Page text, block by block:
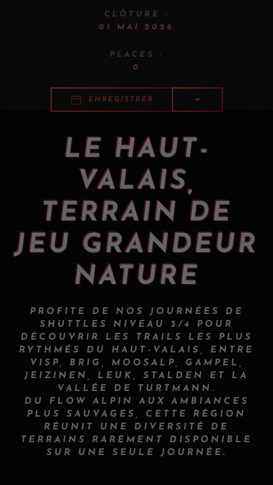
CLÔTURE :
01 MAI 2026
PLACES :
0
ENREGISTRER
LE HAUT-
VALAIS,
TERRAIN DE
JEU GRANDEUR
NATURE
PROFITE DE NOS JOURNÉES DE
SHUTTLES NIVEAU 3/4 POUR
DÉCOUVRIR LES TRAILS LES PLUS
RYTHMÉS DU HAUT-VALAIS, ENTRE
VISP, BRIG, MOOSALP, GAMPEL,
JEIZINEN, LEUK, STALDEN ET LA
VALLÉE DE TURTMANN.
DU FLOW ALPIN AUX AMBIANCES
PLUS SAUVAGES, CETTE RÉGION
RÉUNIT UNE DIVERSITÉ DE
TERRAINS RAREMENT DISPONIBLE
SUR UNE SEULE JOURNÉE.